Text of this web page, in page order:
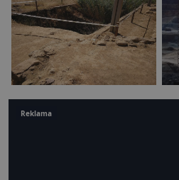
Reklama